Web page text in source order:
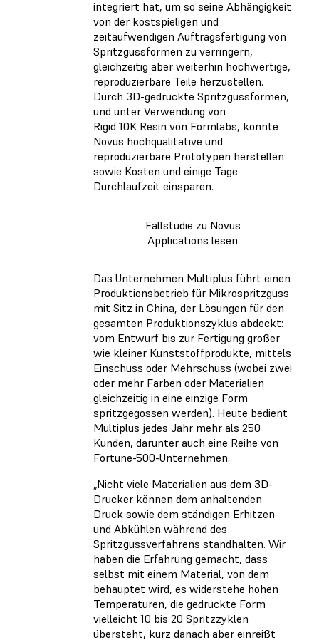
integriert hat, um so seine Abhängigkeit
von der kostspieligen und
zeitaufwendigen Auftragsfertigung von
Spritzgussformen zu verringern,
gleichzeitig aber weiterhin hochwertige,
reproduzierbare Teile herzustellen.
Durch 3D-gedruckte Spritzgussformen,
und unter Verwendung von
Rigid 10K Resin von Formlabs, konnte
Novus hochqualitative und
reproduzierbare Prototypen herstellen
sowie Kosten und einige Tage
Durchlaufzeit einsparen.
Fallstudie zu Novus
Applications lesen
Das Unternehmen Multiplus führt einen
Produktionsbetrieb für Mikrospritzguss
mit Sitz in China, der Lösungen für den
gesamten Produktionszyklus abdeckt:
vom Entwurf bis zur Fertigung großer
wie kleiner Kunststoffprodukte, mittels
Einschuss oder Mehrschuss (wobei zwei
oder mehr Farben oder Materialien
gleichzeitig in eine einzige Form
spritzgegossen werden). Heute bedient
Multiplus jedes Jahr mehr als 250
Kunden, darunter auch eine Reihe von
Fortune-500-Unternehmen.
„Nicht viele Materialien aus dem 3D-
Drucker können dem anhaltenden
Druck sowie dem ständigen Erhitzen
und Abkühlen während des
Spritzgussverfahrens standhalten. Wir
haben die Erfahrung gemacht, dass
selbst mit einem Material, von dem
behauptet wird, es widerstehe hohen
Temperaturen, die gedruckte Form
vielleicht 10 bis 20 Spritzzyklen
übersteht, kurz danach aber einreißt